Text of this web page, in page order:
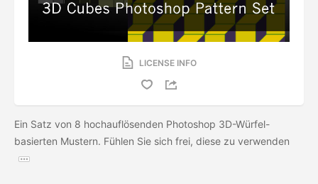
LICENSE INFO
Ein Satz von 8 hochauflösenden Photoshop 3D-Würfel-
basierten Mustern. Fühlen Sie sich frei, diese zu verwenden